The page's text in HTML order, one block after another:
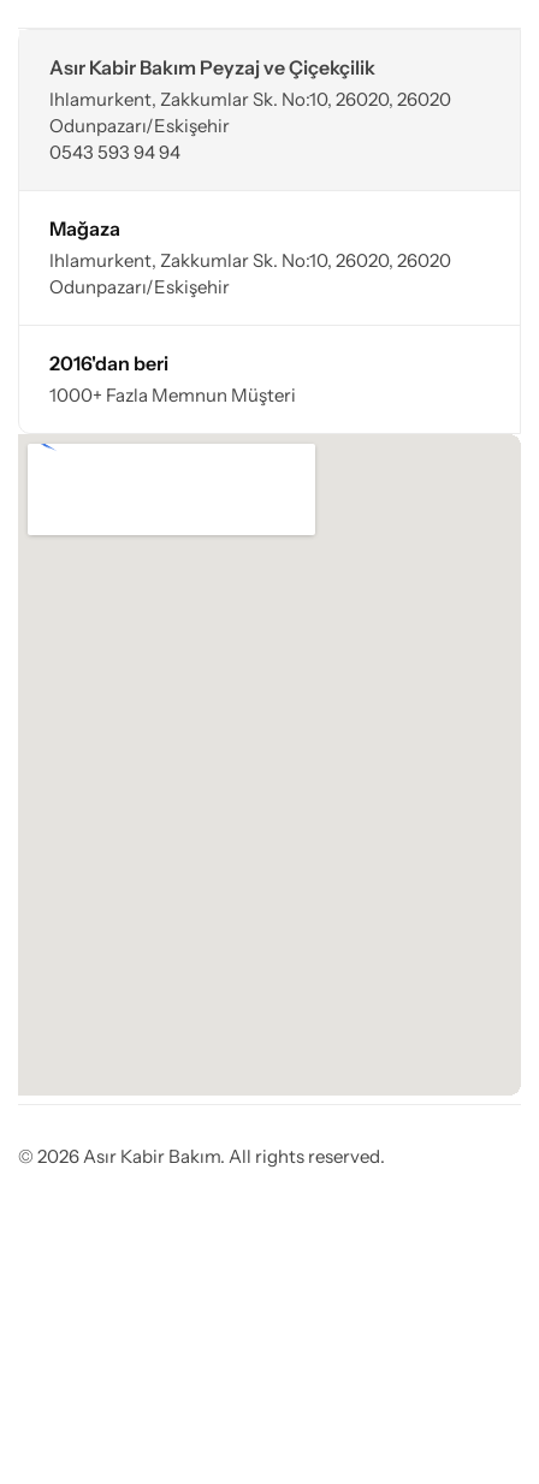
Asır Kabir Bakım Peyzaj ve Çiçekçilik
Ihlamurkent, Zakkumlar Sk. No:10, 26020, 26020
Odunpazarı/Eskişehir
0543 593 94 94
Mağaza
Ihlamurkent, Zakkumlar Sk. No:10, 26020, 26020
Odunpazarı/Eskişehir
2016'dan beri
1000+ Fazla Memnun Müşteri
© 2026 Asır Kabir Bakım. All rights reserved.